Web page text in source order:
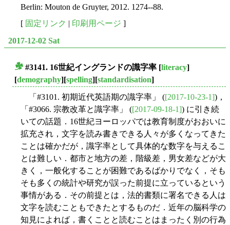
Berlin: Mouton de Gruyter, 2012. 1274--88.
[ 固定リンク | 印刷用ページ ]
2017-12-02 Sat
#3141. 16世紀イングランドの識字率 [literacy]
[demography][spelling][standardisation]
「#3101. 初期近代英語期の識字率」 ([2017-10-23-1])，
「#3066. 宗教改革と識字率」 ([2017-09-18-1]) に引き続
いての話題．16世紀ヨーロッパでは教育制度がおおいに
拡充され，文字を読み書きできる人々が多くなってきた
ことは確かだが，識字率として具体的な数字を与えるこ
とは難しい．都市と地方の差，階級差，男女差などが大
きく，一般化することが困難であるばかりでなく，そも
そも多くの統計や研究が誤った前提に立っているという
事情がある．その前提とは，法的書類に署名できる人は
文字を読むこともできたとするものだ．近年の脳科学の
知見によれば，書くことと読むことはまったく別の行為